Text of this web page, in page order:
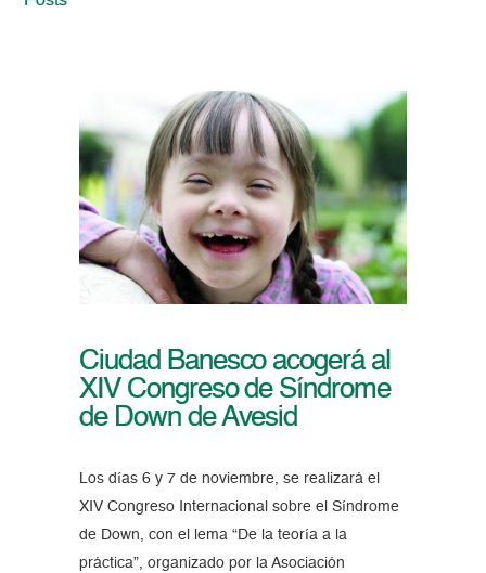
Ciudad Banesco acogerá al
XIV Congreso de Síndrome
de Down de Avesid
Los días 6 y 7 de noviembre, se realizará el
XIV Congreso Internacional sobre el Síndrome
de Down, con el lema “De la teoría a la
práctica”, organizado por la Asociación